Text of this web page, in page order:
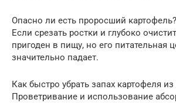
Опасно ли есть проросший картофель?
Если срезать ростки и глубоко
пригоден в пищу, но его питательная
значительно падает.
Как быстро убрать запах картофеля
Проветривание и использование